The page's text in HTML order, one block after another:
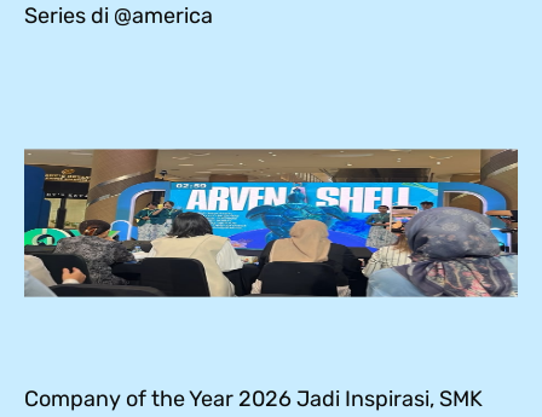
Series di @america
Company of the Year 2026 Jadi Inspirasi, SMK